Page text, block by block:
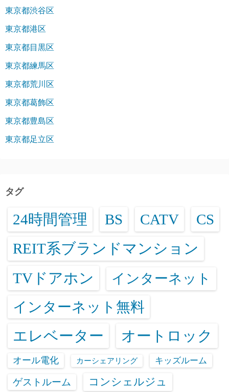
東京都渋谷区
東京都港区
東京都目黒区
東京都練馬区
東京都荒川区
東京都葛飾区
東京都豊島区
東京都足立区
タグ
24時間管理 BS CATV CS
REIT系ブランドマンション
TVドアホン インターネット
インターネット無料
エレベーター オートロック
オール電化 カーシェアリング キッズルーム
ゲストルーム コンシェルジュ